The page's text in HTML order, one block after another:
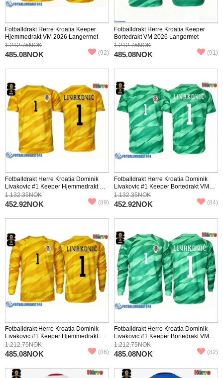
Fotballdrakt Herre Kroatia Keeper
Hjemmedrakt VM 2026 Langermet
1.212.75NOK
485.08NOK (92)
Fotballdrakt Herre Kroatia Keeper
Bortedrakt VM 2026 Langermet
1.212.75NOK
485.08NOK (91)
Fotballdrakt Herre Kroatia Dominik
Livakovic #1 Keeper Hjemmedrakt VM
2026 Kortermet
1.132.35NOK
452.92NOK (89)
Fotballdrakt Herre Kroatia Dominik
Livakovic #1 Keeper Bortedrakt VM
2026 Kortermet
1.132.35NOK
452.92NOK (84)
Fotballdrakt Herre Kroatia Dominik
Livakovic #1 Keeper Hjemmedrakt VM
2026 Langermet
1.212.75NOK
485.08NOK (86)
Fotballdrakt Herre Kroatia Dominik
Livakovic #1 Keeper Bortedrakt VM
2026 Langermet
1.212.75NOK
485.08NOK (82)